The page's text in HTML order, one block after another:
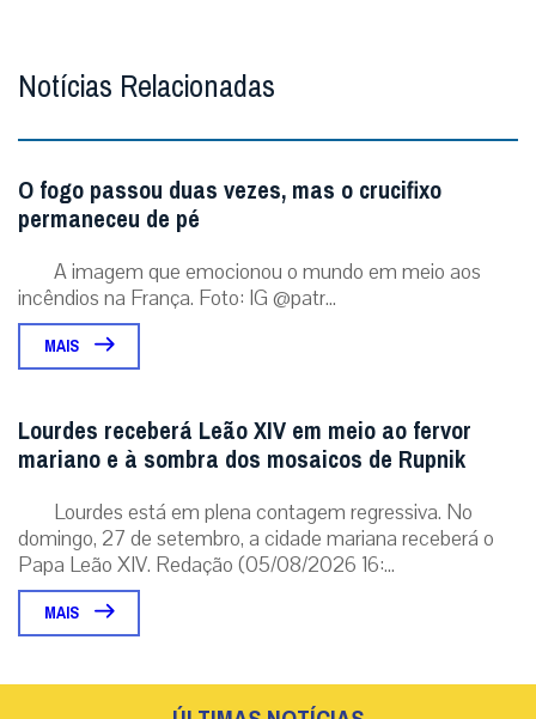
Notícias Relacionadas
O fogo passou duas vezes, mas o crucifixo
permaneceu de pé
A imagem que emocionou o mundo em meio aos
incêndios na França. Foto: IG @patr...
MAIS
Lourdes receberá Leão XIV em meio ao fervor
mariano e à sombra dos mosaicos de Rupnik
Lourdes está em plena contagem regressiva. No
domingo, 27 de setembro, a cidade mariana receberá o
Papa Leão XIV. Redação (05/08/2026 16:...
MAIS